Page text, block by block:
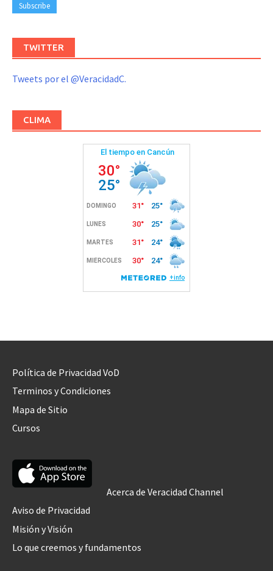
TWITTER
Tweets por el @VeracidadC.
CLIMA
Política de Privacidad VoD
Terminos y Condiciones
Mapa de Sitio
Cursos
Acerca de Veracidad Channel
Aviso de Privacidad
Misión y Visión
Lo que creemos y fundamentos